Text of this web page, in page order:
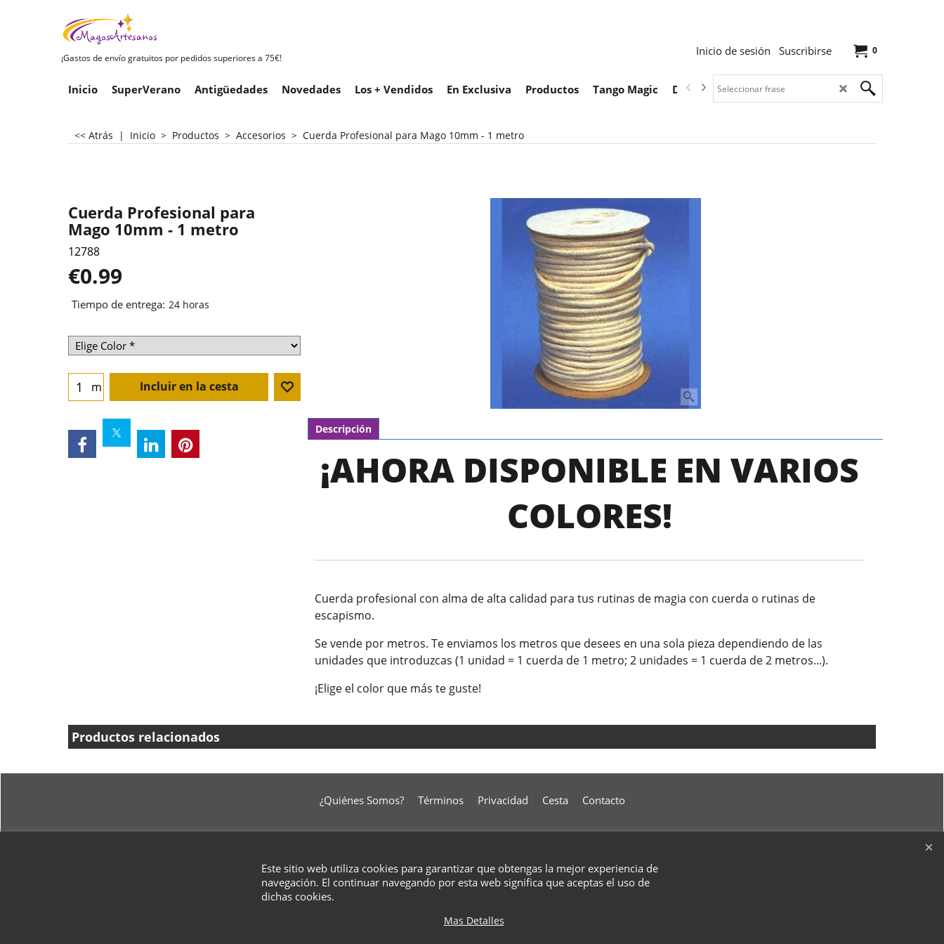
¡Gastos de envío gratuitos por pedidos superiores a 75€!
0
Inicio de sesión Suscribirse
Inicio SuperVerano Antigüedades Novedades Los + Vendidos En Exclusiva Productos Tango Magic Descargas
<< Atrás | Inicio > Productos > Accesorios > Cuerda Profesional para Mago 10mm - 1 metro
Cuerda Profesional para
Mago 10mm - 1 metro
12788
€0.99
Tiempo de entrega: 24 horas
m Incluir en la cesta
Descripción
¡AHORA DISPONIBLE EN VARIOS
COLORES!
Cuerda profesional con alma de alta calidad para tus rutinas de magia con cuerda o rutinas de
escapismo.
Se vende por metros. Te enviamos los metros que desees en una sola pieza dependiendo de las
unidades que introduzcas (1 unidad = 1 cuerda de 1 metro; 2 unidades = 1 cuerda de 2 metros...).
¡Elige el color que más te guste!
Productos relacionados
¿Quiénes Somos? Términos Privacidad Cesta Contacto
software was used.
Este sitio web utiliza cookies para garantizar que obtengas la mejor experiencia de
navegación. El continuar navegando por esta web significa que aceptas el uso de
dichas cookies.
Mas Detalles